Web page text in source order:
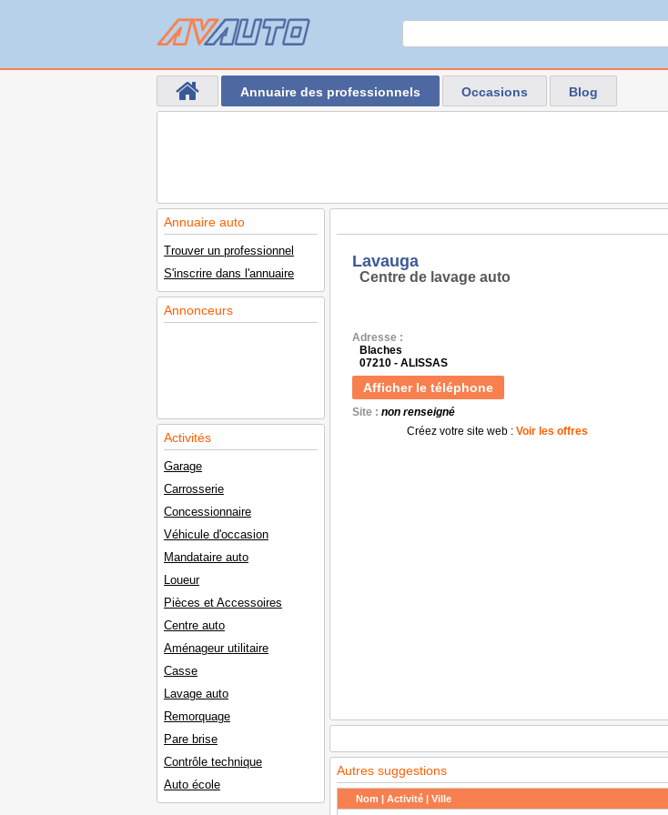
Annuaire des professionnels Occasions Blog
Annuaire auto
Trouver un professionnel
S'inscrire dans l'annuaire
Annonceurs
Activités
Garage
Carrosserie
Concessionnaire
Véhicule d'occasion
Mandataire auto
Loueur
Pièces et Accessoires
Centre auto
Aménageur utilitaire
Casse
Lavage auto
Remorquage
Pare brise
Contrôle technique
Auto école
Lavauga
Centre de lavage auto
Adresse :
Blaches
07210 - ALISSAS
Afficher le téléphone
Site : non renseigné
Créez votre site web : Voir les offres
Autres suggestions
Nom | Activité | Ville